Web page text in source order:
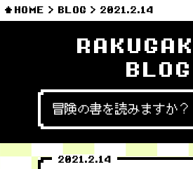
HOME BLOG 2021.2.14
BLOG
冒険の書を読みますか？
2021.2.14